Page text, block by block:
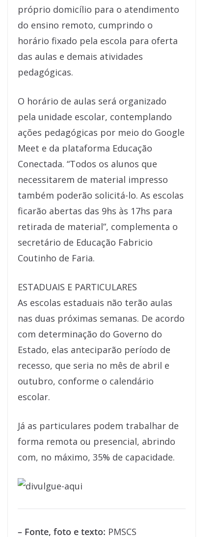
próprio domicílio para o atendimento
do ensino remoto, cumprindo o
horário fixado pela escola para oferta
das aulas e demais atividades
pedagógicas.
O horário de aulas será organizado
pela unidade escolar, contemplando
ações pedagógicas por meio do Google
Meet e da plataforma Educação
Conectada. “Todos os alunos que
necessitarem de material impresso
também poderão solicitá-lo. As escolas
ficarão abertas das 9hs às 17hs para
retirada de material”, complementa o
secretário de Educação Fabricio
Coutinho de Faria.
ESTADUAIS E PARTICULARES
As escolas estaduais não terão aulas
nas duas próximas semanas. De acordo
com determinação do Governo do
Estado, elas anteciparão período de
recesso, que seria no mês de abril e
outubro, conforme o calendário
escolar.
Já as particulares podem trabalhar de
forma remota ou presencial, abrindo
com, no máximo, 35% de capacidade.
– Fonte, foto e texto: PMSCS